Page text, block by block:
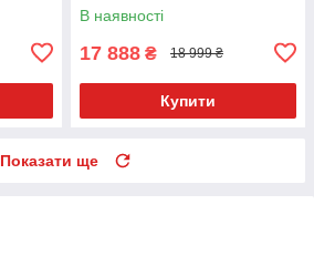
В наявності
17 888 ₴ 18 999 ₴
Купити
Показати ще